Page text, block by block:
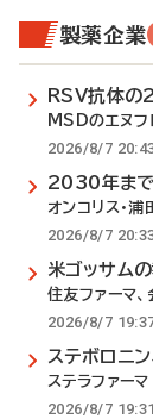
製薬企業
RSV抗体の
MSDのエヌフ
2026/8/7
2030年まで
オンコリス・浦
2026/8/7
米ゴッサム
住友ファーマ
2026/8/7
ステボロニ
ステラファーマ
2026/8/7 19:31